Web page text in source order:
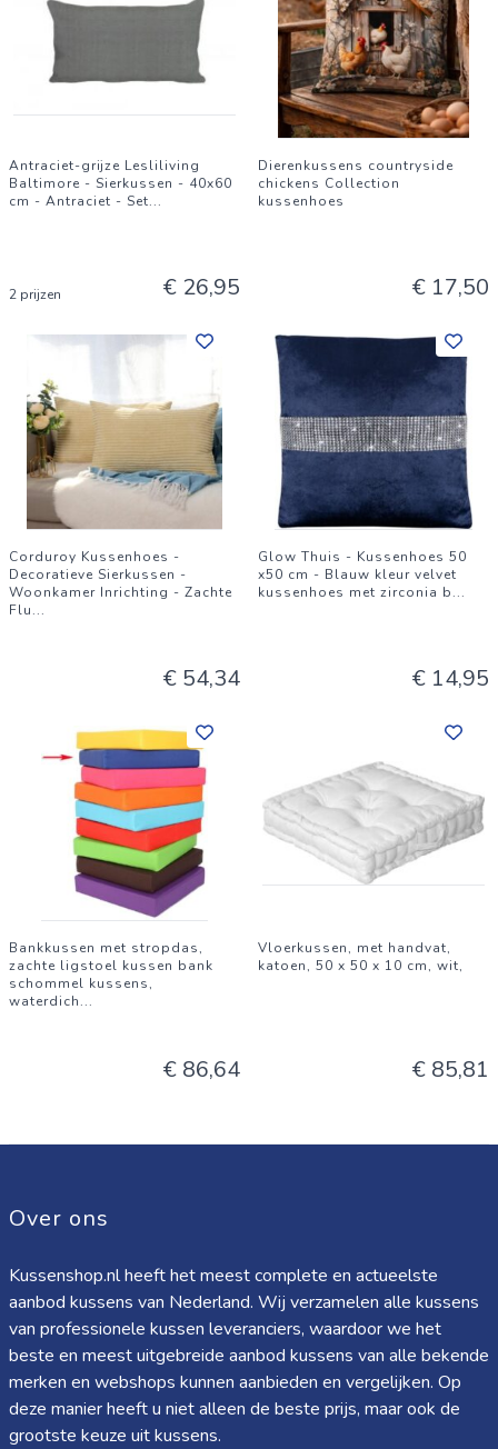
Antraciet-grijze Lesliliving
Baltimore - Sierkussen - 40x60
cm - Antraciet - Set...
2 prijzen € 26,95
Dierenkussens countryside
chickens Collection
kussenhoes
€ 17,50
Corduroy Kussenhoes -
Decoratieve Sierkussen -
Woonkamer Inrichting - Zachte
Flu...
€ 54,34
Glow Thuis - Kussenhoes 50
x50 cm - Blauw kleur velvet
kussenhoes met zirconia b...
€ 14,95
Bankkussen met stropdas,
zachte ligstoel kussen bank
schommel kussens,
waterdich...
€ 86,64
Vloerkussen, met handvat,
katoen, 50 x 50 x 10 cm, wit,
€ 85,81
Over ons
Kussenshop.nl heeft het meest complete en actueelste
aanbod kussens van Nederland. Wij verzamelen alle kussens
van professionele kussen leveranciers, waardoor we het
beste en meest uitgebreide aanbod kussens van alle bekende
merken en webshops kunnen aanbieden en vergelijken. Op
deze manier heeft u niet alleen de beste prijs, maar ook de
grootste keuze uit kussens.